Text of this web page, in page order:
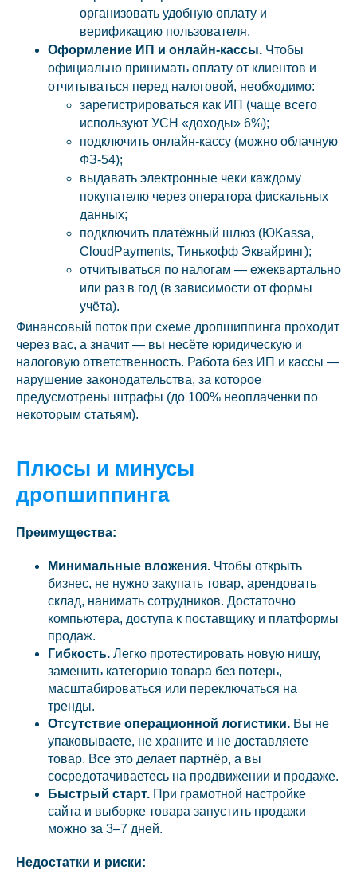
организовать удобную оплату и
верификацию пользователя.
Оформление ИП и онлайн-кассы. Чтобы
официально принимать оплату от клиентов и
отчитываться перед налоговой, необходимо:
зарегистрироваться как ИП (чаще всего
используют УСН «доходы» 6%);
подключить онлайн-кассу (можно облачную
ФЗ-54);
выдавать электронные чеки каждому
покупателю через оператора фискальных
данных;
подключить платёжный шлюз (ЮKassa,
CloudPayments, Тинькофф Эквайринг);
отчитываться по налогам — ежеквартально
или раз в год (в зависимости от формы
учёта).
Финансовый поток при схеме дропшиппинга проходит
через вас, а значит — вы несёте юридическую и
налоговую ответственность. Работа без ИП и кассы —
нарушение законодательства, за которое
предусмотрены штрафы (до 100% неоплаченки по
некоторым статьям).
Плюсы и минусы
дропшиппинга
Преимущества:
Минимальные вложения. Чтобы открыть
бизнес, не нужно закупать товар, арендовать
склад, нанимать сотрудников. Достаточно
компьютера, доступа к поставщику и платформы
продаж.
Гибкость. Легко протестировать новую нишу,
заменить категорию товара без потерь,
масштабироваться или переключаться на
тренды.
Отсутствие операционной логистики. Вы не
упаковываете, не храните и не доставляете
товар. Все это делает партнёр, а вы
сосредотачиваетесь на продвижении и продаже.
Быстрый старт. При грамотной настройке
сайта и выборке товара запустить продажи
можно за 3–7 дней.
Недостатки и риски: